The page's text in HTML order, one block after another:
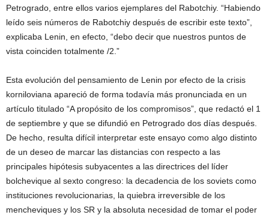
Petrogrado, entre ellos varios ejemplares del Rabotchiy. “Habiendo
leído seis números de Rabotchiy después de escribir este texto”,
explicaba Lenin, en efecto, “debo decir que nuestros puntos de
vista coinciden totalmente /2.”
Esta evolución del pensamiento de Lenin por efecto de la crisis
korniloviana apareció de forma todavía más pronunciada en un
artículo titulado “A propósito de los compromisos”, que redactó el 1
de septiembre y que se difundió en Petrogrado dos días después.
De hecho, resulta difícil interpretar este ensayo como algo distinto
de un deseo de marcar las distancias con respecto a las
principales hipótesis subyacentes a las directrices del líder
bolchevique al sexto congreso: la decadencia de los soviets como
instituciones revolucionarias, la quiebra irreversible de los
mencheviques y los SR y la absoluta necesidad de tomar el poder